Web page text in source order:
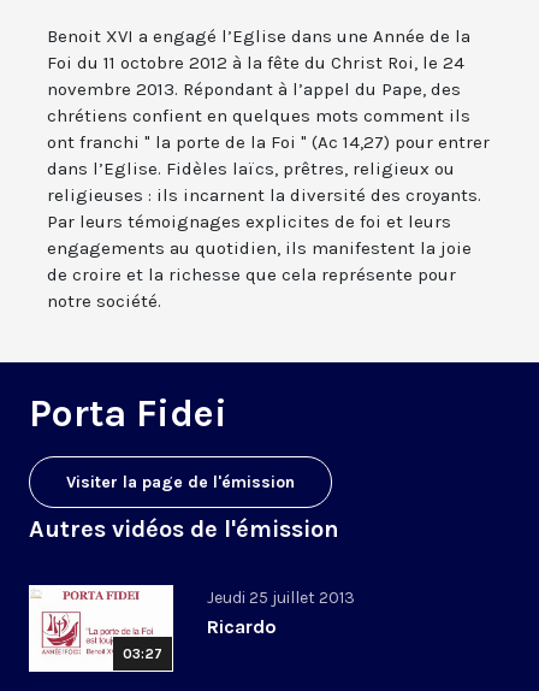
Benoit XVI a engagé l’Eglise dans une Année de la
Foi du 11 octobre 2012 à la fête du Christ Roi, le 24
novembre 2013. Répondant à l’appel du Pape, des
chrétiens confient en quelques mots comment ils
ont franchi " la porte de la Foi " (Ac 14,27) pour entrer
dans l’Eglise. Fidèles laïcs, prêtres, religieux ou
religieuses : ils incarnent la diversité des croyants.
Par leurs témoignages explicites de foi et leurs
engagements au quotidien, ils manifestent la joie
de croire et la richesse que cela représente pour
notre société.
Porta Fidei
Visiter la page de l'émission
Autres vidéos de l'émission
03:27
Jeudi 25 juillet 2013
Ricardo